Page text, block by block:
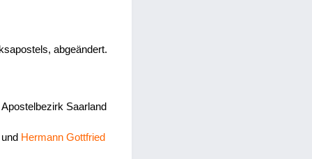
abgeändert.
Saarland
Hermann Gottfried